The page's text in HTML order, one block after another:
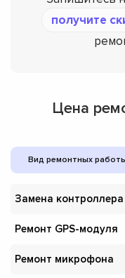
получите
Цена
Вид ремонтных
Замена контроллера
Ремонт GPS-модуля
Ремонт микрофона